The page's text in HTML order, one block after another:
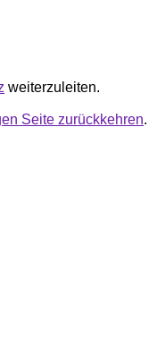
weiterzuleiten.
Seite zurückkehren.